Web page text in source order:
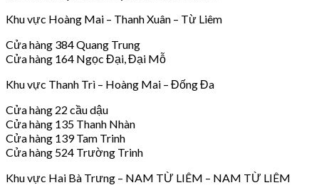
Khu vực Hoàng Mai – Thanh Xuân – Từ Liêm
Cửa hàng 384 Quang Trung
Cửa hàng 164 Ngọc Đại, Đại Mỗ
Khu vực Thanh Trì – Hoàng Mai – Đống Đa
Cửa hàng 22 cầu dậu
Cửa hàng 135 Thanh Nhàn
Cửa hàng 139 Tam Trinh
Cửa hàng 524 Trường Trinh
Khu vực Hai Bà Trưng – NAM TỪ LIÊM – NAM TỪ LIÊM